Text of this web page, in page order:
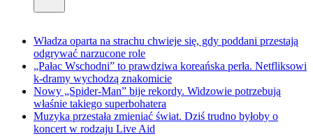
Władza oparta na strachu chwieje się, gdy poddani przestają
odgrywać narzucone role
„Pałac Wschodni” to prawdziwa koreańska perła. Netfliksowi
k-dramy wychodzą znakomicie
Nowy „Spider-Man” bije rekordy. Widzowie potrzebują
właśnie takiego superbohatera
Muzyka przestała zmieniać świat. Dziś trudno byłoby o
koncert w rodzaju Live Aid